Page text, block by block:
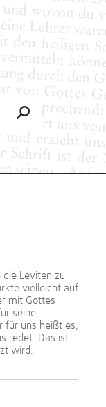
Leviten zu
vielleicht auf
mit Gottes
seine
für uns heißt es,
redet. Das ist
wird.